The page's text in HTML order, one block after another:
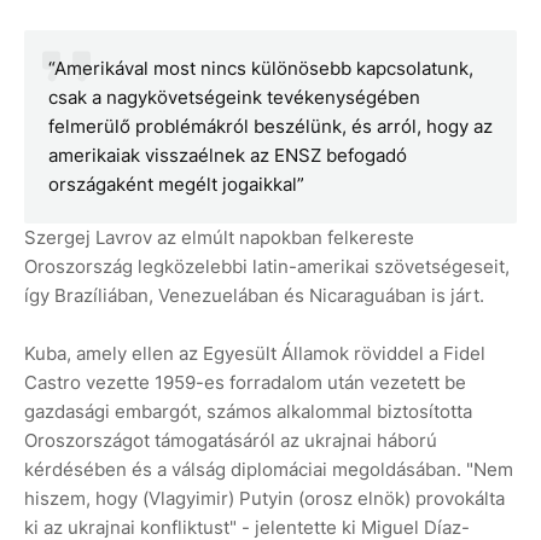
“Amerikával most nincs különösebb kapcsolatunk,
csak a nagykövetségeink tevékenységében
felmerülő problémákról beszélünk, és arról, hogy az
amerikaiak visszaélnek az ENSZ befogadó
országaként megélt jogaikkal”
Szergej Lavrov az elmúlt napokban felkereste
Oroszország legközelebbi latin-amerikai szövetségeseit,
így Brazíliában, Venezuelában és Nicaraguában is járt.
Kuba, amely ellen az Egyesült Államok röviddel a Fidel
Castro vezette 1959-es forradalom után vezetett be
gazdasági embargót, számos alkalommal biztosította
Oroszországot támogatásáról az ukrajnai háború
kérdésében és a válság diplomáciai megoldásában. "Nem
hiszem, hogy (Vlagyimir) Putyin (orosz elnök) provokálta
ki az ukrajnai konfliktust" - jelentette ki Miguel Díaz-